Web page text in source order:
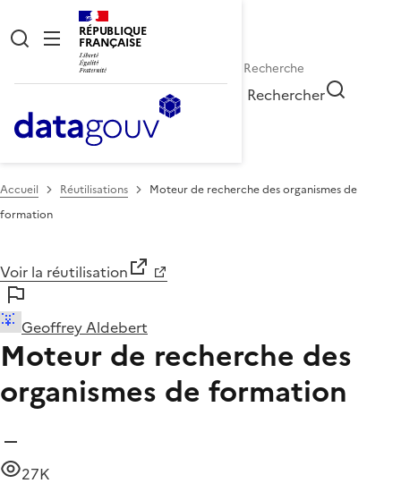
RÉPUBLIQUE
FRANÇAISE
Rechercher
Accueil Réutilisations
Moteur de recherche des organismes de
formation
Voir la réutilisation
Geoffrey Aldebert
Moteur de recherche des
organismes de formation
27K